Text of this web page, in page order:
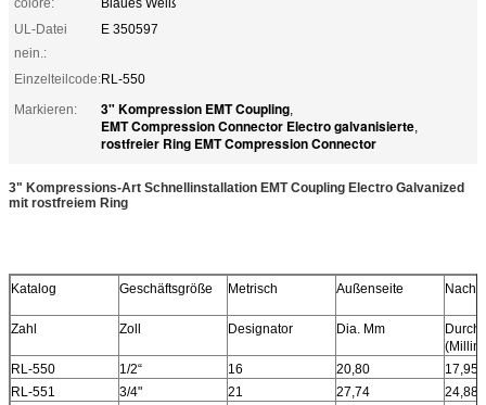
colore:
Blaues Weiß
UL-Datei
nein.:
E 350597
Einzelteilcode:RL-550
Markieren:
3" Kompression EMT Coupling,
EMT Compression Connector Electro galvanisierte,
rostfreier Ring EMT Compression Connector
3" Kompressions-Art Schnellinstallation EMT Coupling Electro Galvanized
mit rostfreiem Ring
Katalog Geschäftsgröße Metrisch Außenseite Nach
Zahl Zoll Designator Dia. Mm
RL-550
1/2“ 16 20,80
17,95
RL-551
3/4" 21 27,74
24,88